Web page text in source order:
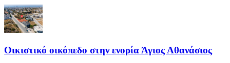
Οικιστικό οικόπεδο στην ενορία Άγιος Αθανάσιος